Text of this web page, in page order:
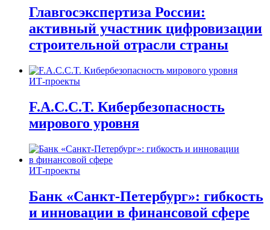
Главгосэкспертиза России:
активный участник цифровизации
строительной отрасли страны
ИТ-проекты
F.A.C.C.T. Кибербезопасность
мирового уровня
ИТ-проекты
Банк «Санкт-Петербург»: гибкость
и инновации в финансовой сфере